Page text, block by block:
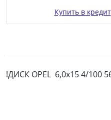
Купить в кредит
!ДИСК OPEL 6,0x15 4/100